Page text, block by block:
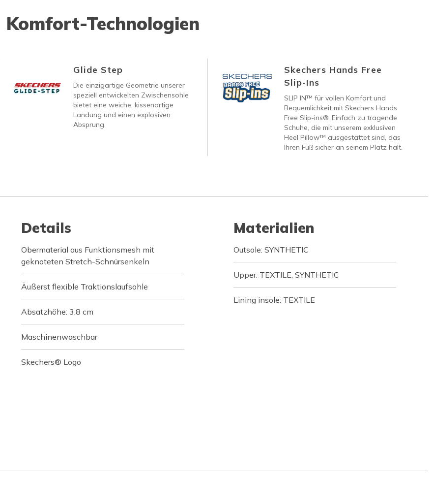
Komfort-Technologien
Glide Step
Die einzigartige Geometrie unserer
speziell entwickelten Zwischensohle
bietet eine weiche, kissenartige
Landung und einen explosiven
Absprung.
Skechers Hands Free
Slip-Ins
SLIP IN™ für vollen Komfort und
Bequemlichkeit mit Skechers Hands
Free Slip-ins®. Einfach zu tragende
Schuhe, die mit unserem exklusiven
Heel Pillow™ ausgestattet sind, das
Ihren Fuß sicher an seinem Platz hält.
Details
Obermaterial aus Funktionsmesh mit
geknoteten Stretch-Schnürsenkeln
Äußerst flexible Traktionslaufsohle
Absatzhöhe: 3,8 cm
Maschinenwaschbar
Skechers® Logo
Materialien
Outsole: SYNTHETIC
Upper: TEXTILE, SYNTHETIC
Lining insole: TEXTILE